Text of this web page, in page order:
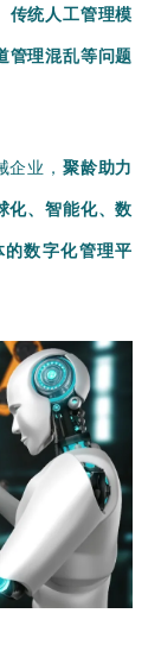
传统人工管理模
管理混乱等问题
业， 聚龄助力
化、智能化、数
数字化管理平